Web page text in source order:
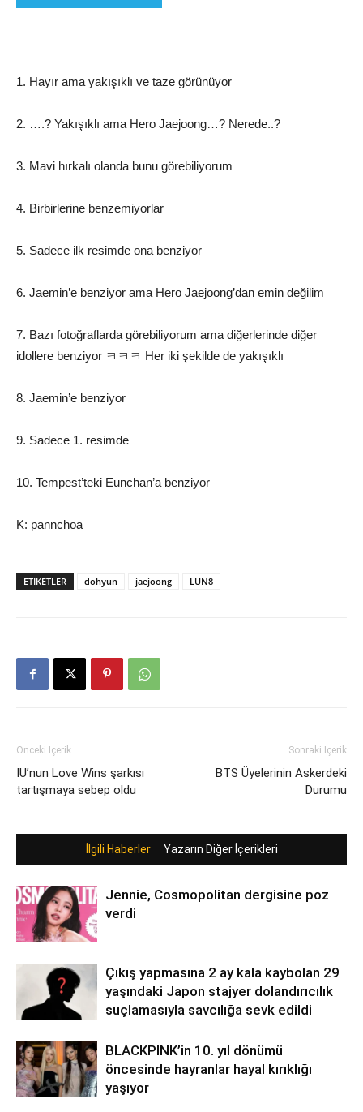
1. Hayır ama yakışıklı ve taze görünüyor
2. ….? Yakışıklı ama Hero Jaejoong…? Nerede..?
3. Mavi hırkalı olanda bunu görebiliyorum
4. Birbirlerine benzemiyorlar
5. Sadece ilk resimde ona benziyor
6. Jaemin’e benziyor ama Hero Jaejoong’dan emin değilim
7. Bazı fotoğraflarda görebiliyorum ama diğerlerinde diğer
idollere benziyor ㅋㅋㅋ Her iki şekilde de yakışıklı
8. Jaemin’e benziyor
9. Sadece 1. resimde
10. Tempest’teki Eunchan’a benziyor
K: pannchoa
ETIKETLER dohyun jaejoong LUN8
Önceki İçerik
IU’nun Love Wins şarkısı
tartışmaya sebep oldu
Sonraki İçerik
BTS Üyelerinin Askerdeki
Durumu
İlgili Haberler Yazarın Diğer İçerikleri
Jennie, Cosmopolitan dergisine poz
verdi
Çıkış yapmasına 2 ay kala kaybolan 29
yaşındaki Japon stajyer dolandırıcılık
suçlamasıyla savcılığa sevk edildi
BLACKPINK’in 10. yıl dönümü
öncesinde hayranlar hayal kırıklığı
yaşıyor